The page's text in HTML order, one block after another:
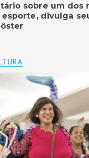
sobre um dos
divulga